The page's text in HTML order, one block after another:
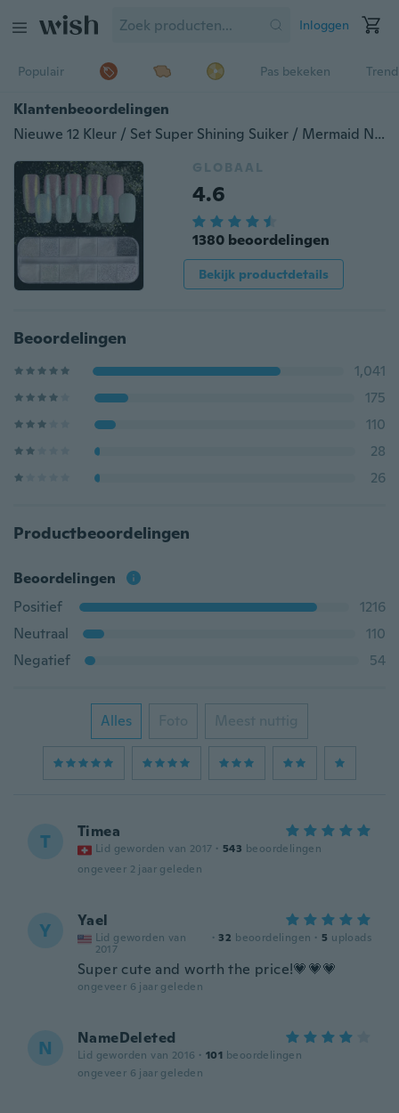
Inloggen
Populair Pas bekeken
Klantenbeoordelingen
Nieuwe 12 Kleur / Set Super Shining Suiker / Mermaid Nail Glitter Poeder Holografische Laser Pigment Dust Manicure Poeder Nail Art decoratie
GLOBAAL
4.6
1380 beoordelingen
Bekijk productdetails
Beoordelingen
1,041
175
110
28
26
Productbeoordelingen
Beoordelingen
Positief
1216
Neutraal
110
Negatief
54
Alles Foto Meest nuttig
T Timea
Lid geworden van 2017 · 543 beoordelingen
ongeveer 2 jaar geleden
Y Yael
Lid geworden van
2017
· 32 beoordelingen · 5 uploads
Super cute and worth the price!💗💗💗
ongeveer 6 jaar geleden
N NameDeleted
Lid geworden van 2016 · 101 beoordelingen
ongeveer 6 jaar geleden